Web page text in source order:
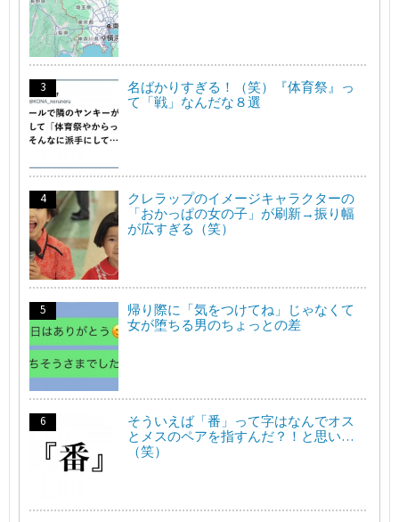
名ばかりすぎる！（笑）『体育祭』っ
て「戦」なんだな８選
クレラップのイメージキャラクターの
「おかっぱの女の子」が刷新→振り幅
が広すぎる（笑）
帰り際に「気をつけてね」じゃなくて
女が堕ちる男のちょっとの差
そういえば「番」って字はなんでオス
とメスのペアを指すんだ？！と思い…
（笑）